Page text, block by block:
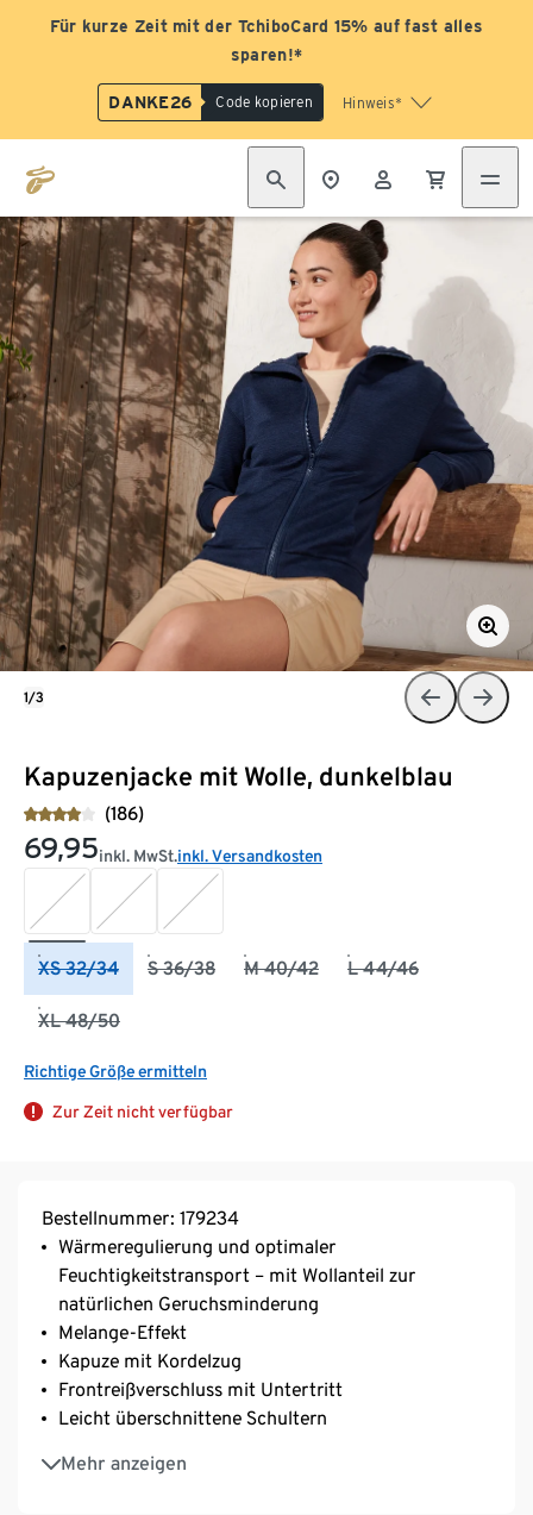
Für kurze Zeit mit der TchiboCard 15% auf fast alles
sparen!*
DANKE26 Code kopieren Hinweis*
Kapuzenjacke mit Wolle, dunkelblau
(186)
69,95inkl. MwSt.inkl. Versandkosten
XS 32/34 S 36/38 M 40/42 L 44/46
XL 48/50
Richtige Größe ermitteln
Zur Zeit nicht verfügbar
1/3
Bestellnummer: 179234
Wärmeregulierung und optimaler
Feuchtigkeitstransport – mit Wollanteil zur
natürlichen Geruchsminderung
Melange-Effekt
Kapuze mit Kordelzug
Frontreißverschluss mit Untertritt
Leicht überschnittene Schultern
Mehr anzeigen
2 Eingrifftaschen
Besonders weich fließende Qualität mit